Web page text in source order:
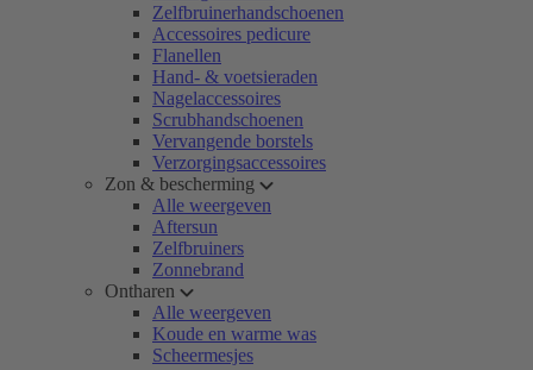
Zelfbruinerhandschoenen
Accessoires pedicure
Flanellen
Hand- & voetsieraden
Nagelaccessoires
Scrubhandschoenen
Vervangende borstels
Verzorgingsaccessoires
Zon & bescherming
Alle weergeven
Aftersun
Zelfbruiners
Zonnebrand
Ontharen
Alle weergeven
Koude en warme was
Scheermesjes